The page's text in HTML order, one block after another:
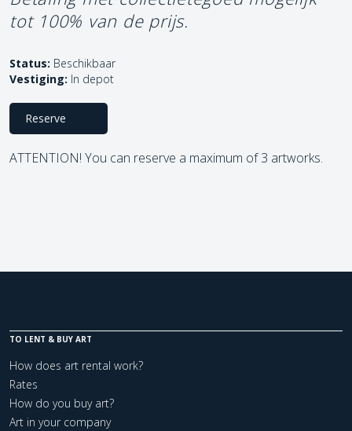
tot 100% van de prijs.
Status: Beschikbaar
Vestiging: In depot
Reserve
ATTENTION! You can reserve a maximum of 3 artworks.
TO LENT & BUY ART
How does art rental work?
Rates
How do you buy art?
Art in your company